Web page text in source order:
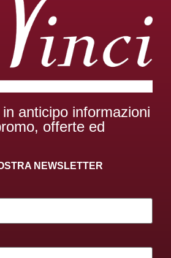
anticipo informazioni
offerte ed
NEWSLETTER